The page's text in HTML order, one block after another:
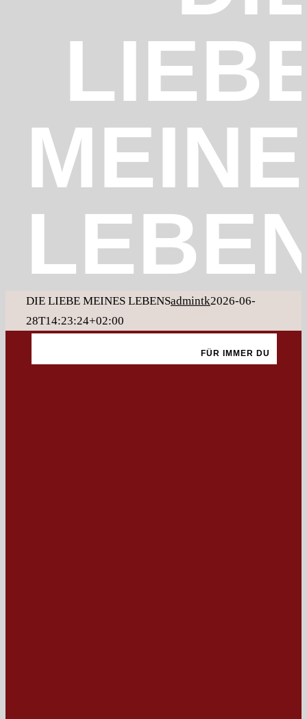
DIE LIEBE MEINES LEBENSadmintk2026-06-
28T14:23:24+02:00
FÜR IMMER DU